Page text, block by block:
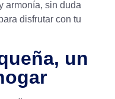
armonía, sin duda
disfrutar con tu
un